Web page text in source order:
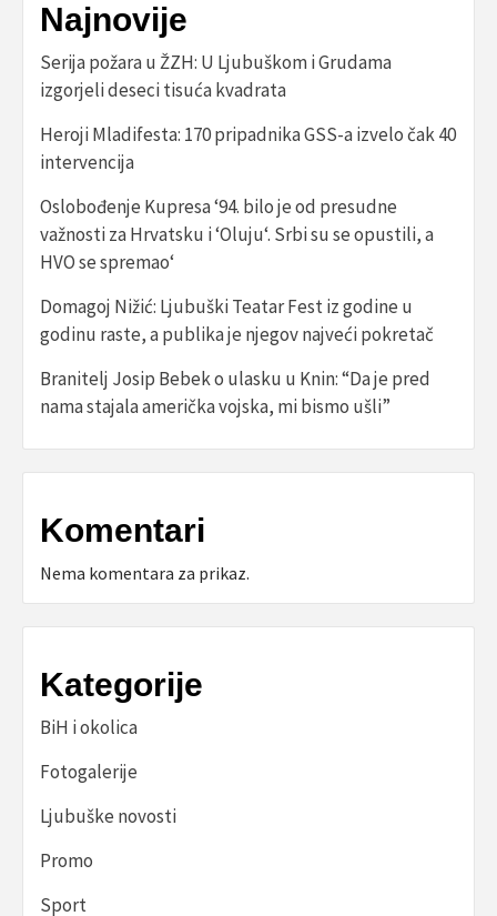
Najnovije
Serija požara u ŽZH: U Ljubuškom i Grudama
izgorjeli deseci tisuća kvadrata
Heroji Mladifesta: 170 pripadnika GSS-a izvelo čak 40
intervencija
Oslobođenje Kupresa ‘94. bilo je od presudne
važnosti za Hrvatsku i ‘Oluju‘. Srbi su se opustili, a
HVO se spremao‘
Domagoj Nižić: Ljubuški Teatar Fest iz godine u
godinu raste, a publika je njegov najveći pokretač
Branitelj Josip Bebek o ulasku u Knin: “Da je pred
nama stajala američka vojska, mi bismo ušli”
Komentari
Nema komentara za prikaz.
Kategorije
BiH i okolica
Fotogalerije
Ljubuške novosti
Promo
Sport